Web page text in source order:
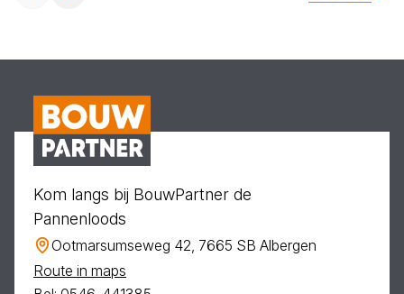
Kom langs bij BouwPartner de
Pannenloods
Ootmarsumseweg 42, 7665 SB Albergen
Route in maps